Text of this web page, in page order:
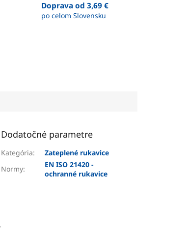
Doprava od 3,69 €
po celom Slovensku
Dodatočné parametre
Kategória:
Zateplené rukavice
Normy:
EN ISO 21420 -
ochranné rukavice